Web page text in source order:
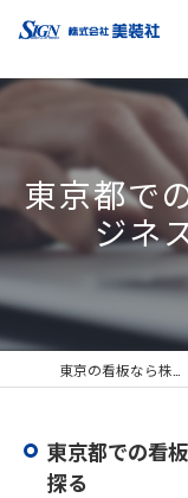
東京都で
ジネ
東京都での看
探る